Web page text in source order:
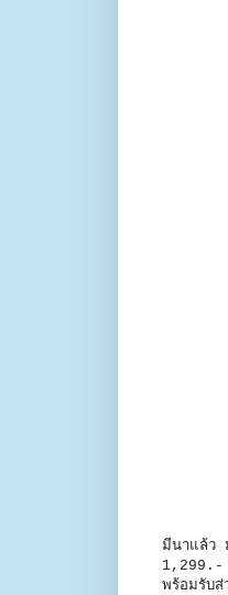
มีนาแล้ว
1,299.-
พร้อมรับ